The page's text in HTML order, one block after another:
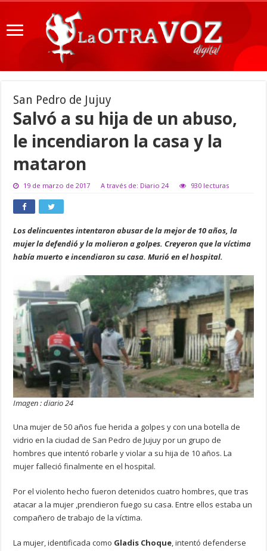
San Pedro de Jujuy
Salvó a su hija de un abuso,
le incendiaron la casa y la
mataron
19 de marzo de 2017 A través de: Diario 24 930 lecturas
Los delincuentes intentaron abusar de la mejor de 10 años, la
mujer la defendió y la molieron a golpes. Creyeron que la víctima
había muerto e incendiaron su casa. Murió en el hospital.
Imagen : diario 24
Una mujer de 50 años fue herida a golpes y con una botella de
vidrio en la ciudad de San Pedro de Jujuy por un grupo de
hombres que intentó robarle y violar a su hija de 10 años. La
mujer falleció finalmente en el hospital.
Por el violento hecho fueron detenidos cuatro hombres, que tras
atacar a la mujer ,prendieron fuego su casa. Entre ellos estaba un
compañero de trabajo de la víctima.
La mujer, identificada como Gladis Choque, intentó defenderse